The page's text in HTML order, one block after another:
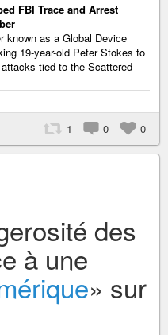
FBI Trace and Arrest
known as a Global Device
19-year-old Peter Stokes to
tied to the Scattered
1 0 0
des
à une
» sur